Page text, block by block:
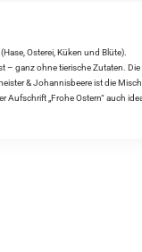
Osterei, Küken und Blüte).
ganz ohne tierische Zutaten.
& Johannisbeere ist die
„Frohe Ostern“ auch